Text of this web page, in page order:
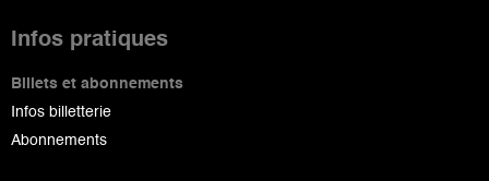
Infos pratiques
Billets et abonnements
Infos billetterie
Abonnements